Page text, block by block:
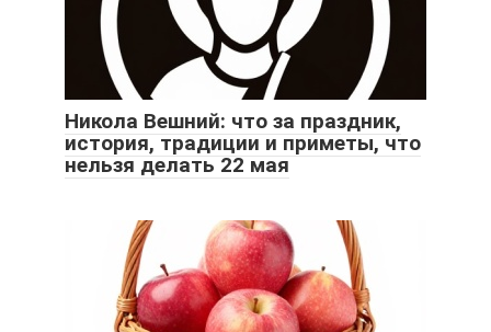
Никола Вешний: что за праздник,
история, традиции и приметы, что
нельзя делать 22 мая